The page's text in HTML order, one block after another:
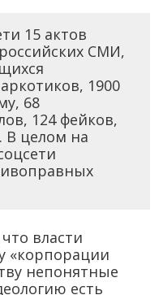
15 актов
СМИ,
1900
68
124 фейков,
В целом на
власти
«корпорации
непонятные
есть